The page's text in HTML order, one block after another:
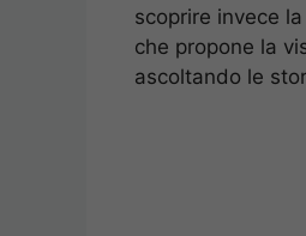
scoprire invece
che propone la
ascoltando le